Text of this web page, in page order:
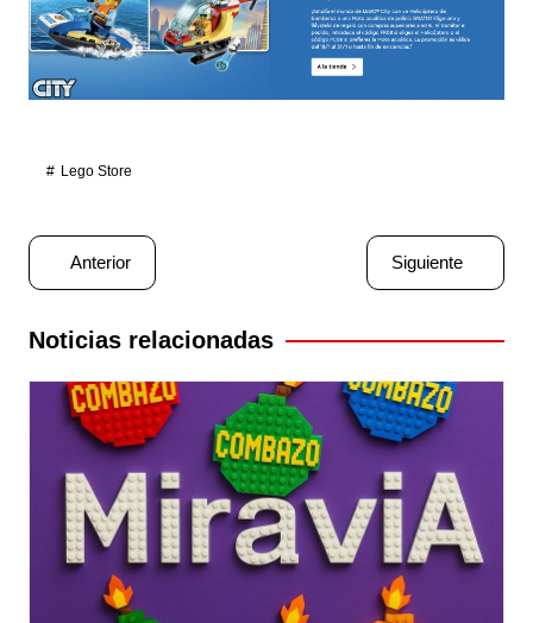
Lego Store
Navegación
de
entradas
Anterior Siguiente
Noticias relacionadas